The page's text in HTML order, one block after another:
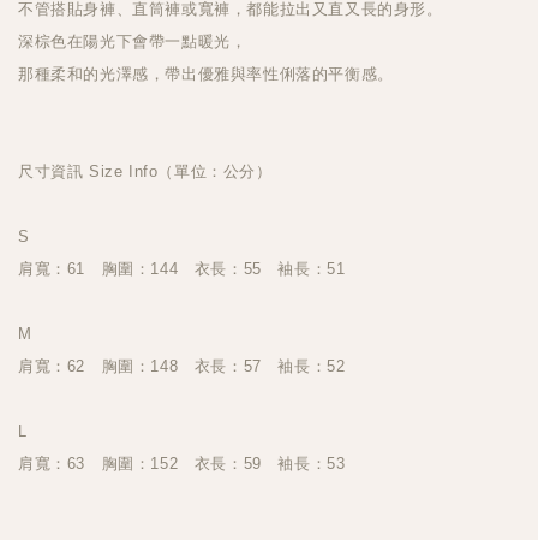
不管搭貼身褲、直筒褲或寬褲，都能拉出又直又長的身形。
深棕色在陽光下會帶一點暖光，
那種柔和的光澤感，帶出優雅與率性俐落的平衡感。
尺寸資訊 Size Info（單位：公分）
S
肩寬：61 胸圍：144 衣長：55 袖長：51
M
肩寬：62 胸圍：148 衣長：57 袖長：52
L
肩寬：63 胸圍：152 衣長：59 袖長：53